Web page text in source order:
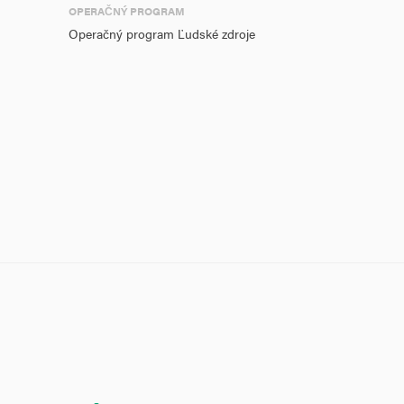
OPERAČNÝ PROGRAM
Operačný program Ľudské zdroje